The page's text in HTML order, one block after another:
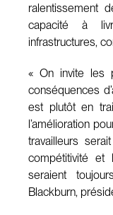
ralentissement
capacité à
infrastructures,
« On invite les
conséquences
est plutôt en
l’amélioration
travailleurs
compétitivité
seraient
Blackburn,